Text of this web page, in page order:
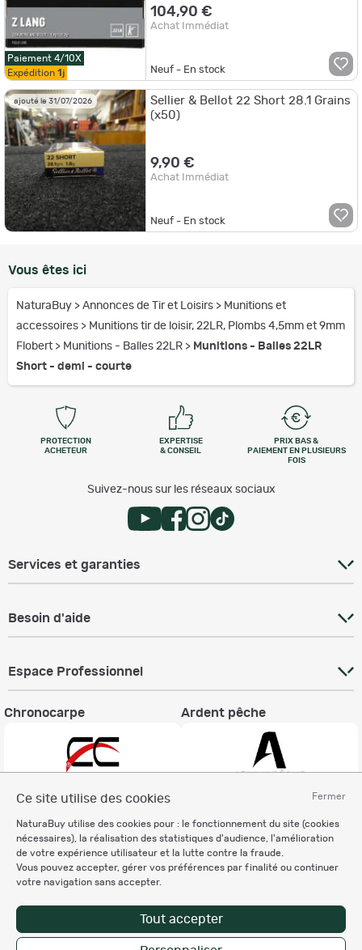
Fermer
Ce site utilise des cookies
NaturaBuy utilise des cookies pour : le fonctionnement du site (cookies
nécessaires), la réalisation des statistiques d'audience, l'amélioration
de votre expérience utilisateur et la lutte contre la fraude.
Vous pouvez accepter, gérer vos préférences par finalité ou continuer
votre navigation sans accepter.
Tout accepter
Paiement 4/10X
Expédition 1j
104,90 €
Achat Immédiat
Neuf - En stock
ajouté le 31/07/2026
Sellier & Bellot 22 Short 28.1 Grains
(x50)
9,90 €
Achat Immédiat
Neuf - En stock
Vous êtes ici
NaturaBuy > Annonces de Tir et Loisirs > Munitions et
accessoires > Munitions tir de loisir, 22LR, Plombs 4,5mm et 9mm
Flobert > Munitions - Balles 22LR > Munitions - Balles 22LR
Short - demi - courte
PROTECTION
ACHETEUR
EXPERTISE
& CONSEIL
PRIX BAS &
PAIEMENT EN PLUSIEURS
FOIS
Suivez-nous sur les réseaux sociaux
Services et garanties
Besoin d'aide
Espace Professionnel
Chronocarpe Ardent pêche
Informations légales
Charte éthique
Mentions légales
Règlement & Conditions d'utilisation
des données personnelles
Personnalisation des cookies